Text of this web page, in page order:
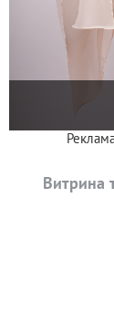
Витрина